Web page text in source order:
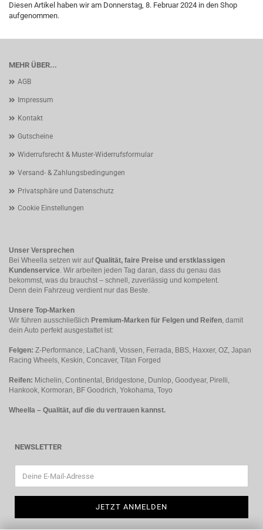
Diesen Artikel haben wir am Donnerstag, 8. Februar 2024 in den Shop
aufgenommen.
MEHR ÜBER...
AGB
Impressum
Kontakt
Gutscheine
Widerrufsrecht & Muster-Widerrufsformular
Versand- & Zahlungsbedingungen
Privatsphäre und Datenschutz
Cookie Einstellungen
Unser Versprechen
Bei Wheella setzen wir aufQualität, faire Preise und erstklassigen
Kundenservice. Wir arbeiten jeden Tag daran, dass du genau das
bekommst, was du brauchst – schnell, zuverlässig und kompetent.
Denn dein Fahrzeug verdient nur das Beste.
Unsere Top-Marken
Wir führen ausschließlich Premium-Marken für Felgen und Reifen, damit
dein Auto perfekt ausgestattet ist:
Felgen: Z-Performance, LaChanti, Vossen, Ferrada, BBS, Haxxer, OZ, Japan
Racing Wheels, Keskin, Concaver, Titan Forged
Reifen: Michelin, Continental, Bridgestone, Dunlop, Goodyear, Pirelli,
Hankook, Kormoran, BF Goodrich, Yokohama, Toyo
Wheella – Qualität, auf die du vertrauen kannst.
NEWSLETTER